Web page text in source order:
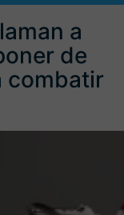
a
de
combatir